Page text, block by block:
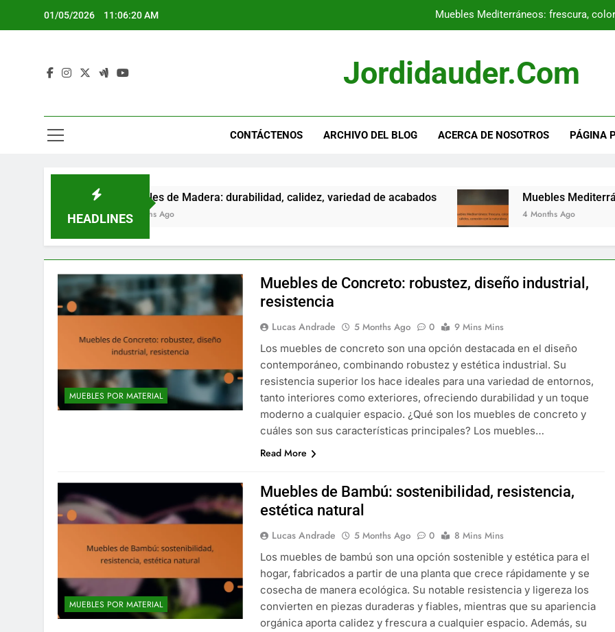
01/05/2026 11:06:21 AM Muebles Mediterráneos: frescura,
Muebles de
Muebles Mediterráneos: frescura,
Jordidauder.com
CONTÁCTENOS ARCHIVO DEL BLOG ACERCA DE NOSOTROS PÁGINA
HEADLINES
Muebles de Madera: durabilidad, calidez, variedad de acabados
4 Months Ago
Muebles
4 Months Ago
MUEBLES POR MATERIAL
Muebles de Concreto: robustez, diseño industrial,
resistencia
Lucas Andrade 5 Months Ago 0
9 Mins Mins
Los muebles de concreto son una opción destacada en el diseño
contemporáneo, combinando robustez y estética industrial. Su
resistencia superior los hace ideales para una variedad de entornos,
tanto interiores como exteriores, ofreciendo durabilidad y un toque
moderno a cualquier espacio. ¿Qué son los muebles de concreto y
cuáles son sus características principales? Los muebles…
Read More
MUEBLES POR MATERIAL
Muebles de Bambú: sostenibilidad, resistencia,
estética natural
Lucas Andrade 5 Months Ago 0
8 Mins Mins
Los muebles de bambú son una opción sostenible y estética para el
hogar, fabricados a partir de una planta que crece rápidamente y se
cosecha de manera ecológica. Su notable resistencia y ligereza los
convierten en piezas duraderas y fiables, mientras que su apariencia
orgánica aporta calidez y frescura a cualquier espacio. Además, su